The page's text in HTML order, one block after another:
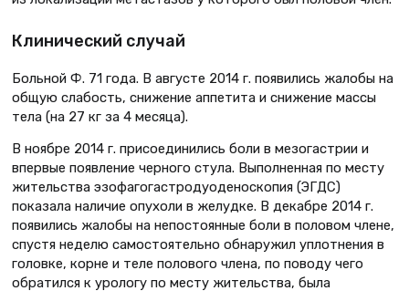
Клинический случай
Больной Ф. 71 года. В августе 2014 г. появились жалобы на
общую слабость, снижение аппетита и снижение массы
тела (на 27 кг за 4 месяца).
В ноябре 2014 г. присоединились боли в мезогастрии и
впервые появление черного стула. Выполненная по месту
жительства эзофагогастродуоденоскопия (ЭГДС)
показала наличие опухоли в желудке. В декабре 2014 г.
появились жалобы на непостоянные боли в половом члене,
спустя неделю самостоятельно обнаружил уплотнения в
головке, корне и теле полового члена, по поводу чего
обратился к урологу по месту жительства, была